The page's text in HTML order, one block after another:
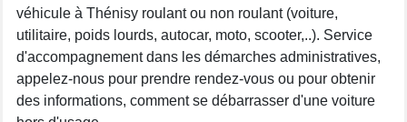
véhicule à Thénisy roulant ou non roulant (voiture,
utilitaire, poids lourds, autocar, moto, scooter,..). Service
d'accompagnement dans les démarches administratives,
appelez-nous pour prendre rendez-vous ou pour obtenir
des informations, comment se débarrasser d'une voiture